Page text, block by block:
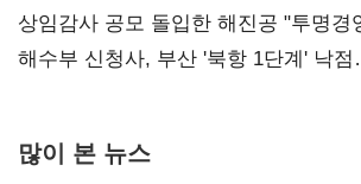
목소리
상임감사 공모 돌입한 해진공 "투명경
강화"
해수부 신청사, 부산 '북항 1단계' 낙
많이 본 뉴스